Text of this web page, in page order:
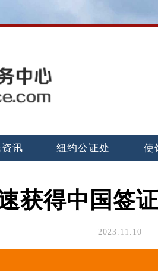
讯 纽约公证处 使
获得中国签
2023.11.10